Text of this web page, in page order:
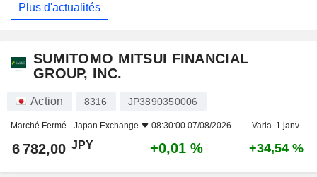
Plus d'actualités
SUMITOMO MITSUI FINANCIAL
GROUP, INC.
Action 8316 JP3890350006
Marché Fermé - Japan Exchange 08:30:00 07/08/2026 Varia. 1 janv.
6 782,00 JPY +0,01 % +34,54 %